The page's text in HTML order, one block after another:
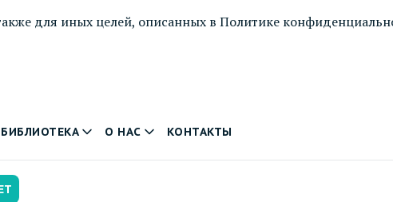
для иных целей, описанных в Политике
БИБЛИОТЕКА О НАС КОНТАКТЫ